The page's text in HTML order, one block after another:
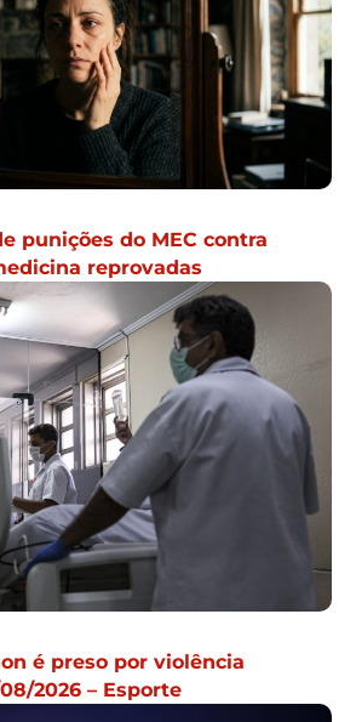
punições do MEC contra
reprovadas
é preso por violência
2026 – Esporte